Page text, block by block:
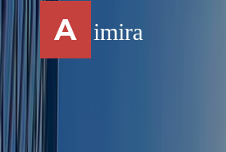
A imira